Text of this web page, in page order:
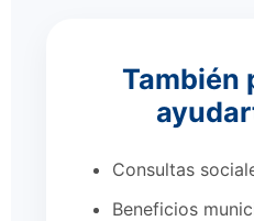
También
Consultas
Beneficios